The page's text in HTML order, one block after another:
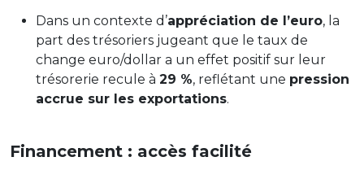
Dans un contexte d’appréciation de l’euro, la
part des trésoriers jugeant que le taux de
change euro/dollar a un effet positif sur leur
trésorerie recule à 29 %, reflétant une pression
accrue sur les exportations.
Financement : accès facilité